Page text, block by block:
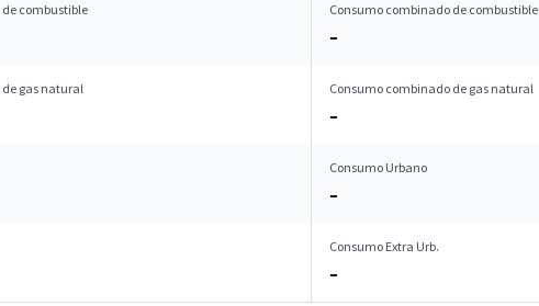
combustible Consumo combinado de combustible
–
gas natural Consumo combinado de gas natural
–
Consumo Urbano
–
Consumo Extra Urb.
–